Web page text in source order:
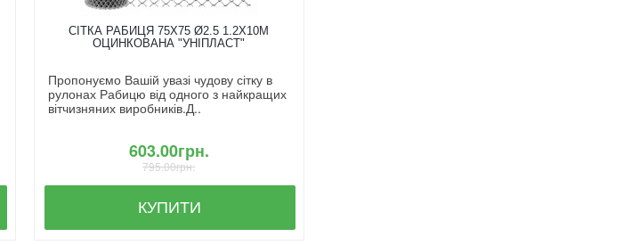
СІТКА РАБИЦЯ 75Х75 Ø2.5 1.2Х10М
ОЦИНКОВАНА "УНІПЛАСТ"
Пропонуємо Вашій увазі чудову сітку в
рулонах Рабицю від одного з найкращих
вітчизняних виробників.Д..
603.00грн.
795.00грн.
КУПИТИ